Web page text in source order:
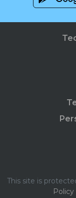
This site is
Policy